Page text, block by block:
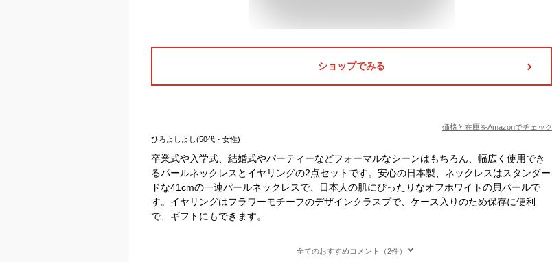
ショップでみる
価格と在庫をAmazonでチェック
ひろよしよし(50代・女性)
卒業式や入学式、結婚式やパーティーなどフォーマルなシーンはもちろん、幅広く使用でき
るパールネックレスとイヤリングの2点セットです。安心の日本製、ネックレスはスタンダー
ドな41cmの一連パールネックレスで、日本人の肌にぴったりなオフホワイトの貝パールで
す。イヤリングはフラワーモチーフのデザインクラスプで、ケース入りのため保存に便利
で、ギフトにもできます。
全てのおすすめコメント（2件）